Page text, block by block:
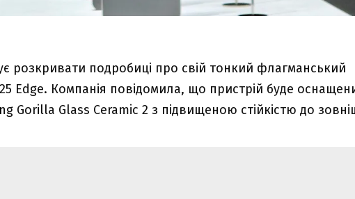
розкривати подробиці про свій тонкий флагманський
Edge. Компанія повідомила, що пристрій буде
Gorilla Glass Ceramic 2 з підвищеною стійкістю до